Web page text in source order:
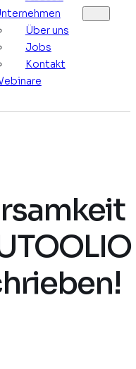
Über uns
Jobs
Kontakt